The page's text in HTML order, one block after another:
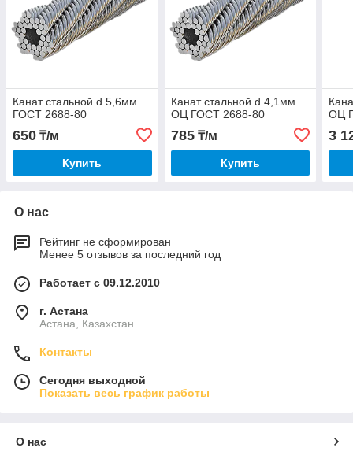
Канат стальной d.5,6мм
ГОСТ 2688-80
650 ₸/м
Купить
Канат стальной d.4,1мм
ОЦ ГОСТ 2688-80
785₸/м
Купить
ОЦ
3
О нас
Рейтинг не сформирован
Менее 5 отзывов за последний год
Работает с 09.12.2010
г. Астана
Астана, Казахстан
Контакты
Сегодня выходной
Показать весь график работы
О нас